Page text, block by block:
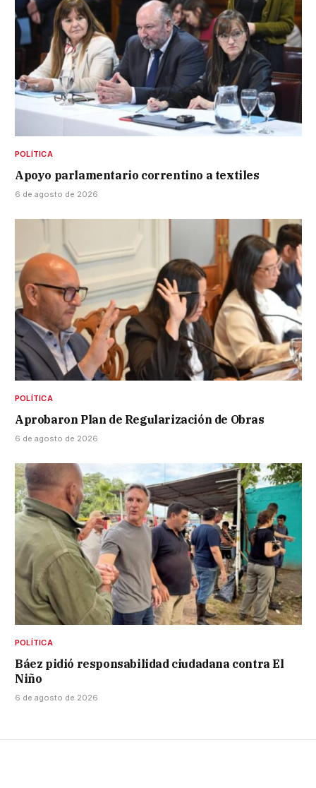
POLÍTICA
Apoyo parlamentario correntino a textiles
6 de agosto de 2026
POLÍTICA
Aprobaron Plan de Regularización de Obras
6 de agosto de 2026
POLÍTICA
Báez pidió responsabilidad ciudadana contra El
Niño
6 de agosto de 2026